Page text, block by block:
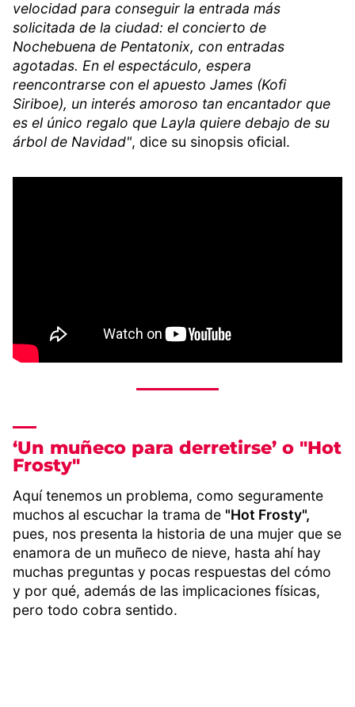
velocidad para conseguir la entrada más
solicitada de la ciudad: el concierto de
Nochebuena de Pentatonix, con entradas
agotadas. En el espectáculo, espera
reencontrarse con el apuesto James (Kofi
Siriboe), un interés amoroso tan encantador que
es el único regalo que Layla quiere debajo de su
árbol de Navidad", dice su sinopsis oficial.
‘Un muñeco para derretirse’ o "Hot
Frosty"
Aquí tenemos un problema, como seguramente
muchos al escuchar la trama de "Hot Frosty",
pues, nos presenta la historia de una mujer que se
enamora de un muñeco de nieve, hasta ahí hay
muchas preguntas y pocas respuestas del cómo
y por qué, además de las implicaciones físicas,
pero todo cobra sentido.